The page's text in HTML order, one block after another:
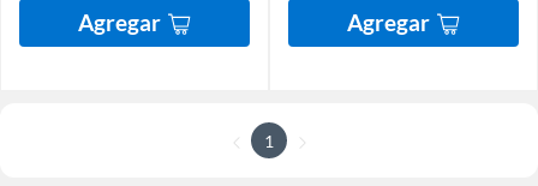
Agregar Agregar
1